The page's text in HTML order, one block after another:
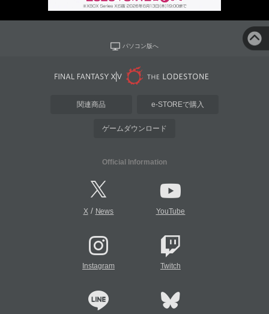
パソコン版へ
関連商品 e-STOREで購入
ゲームダウンロード
Official Information
X/ News YouTube
Instagram Twitch